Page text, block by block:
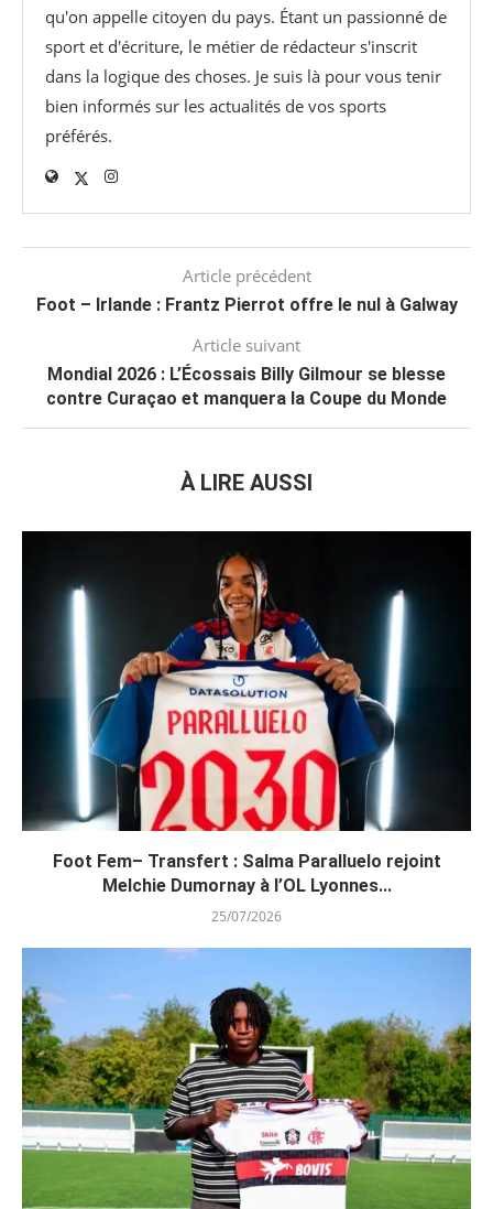
qu'on appelle citoyen du pays. Étant un passionné de
sport et d'écriture, le métier de rédacteur s'inscrit
dans la logique des choses. Je suis là pour vous tenir
bien informés sur les actualités de vos sports
préférés.
Article précédent
Foot – Irlande : Frantz Pierrot offre le nul à Galway
Article suivant
Mondial 2026 : L’Écossais Billy Gilmour se blesse
contre Curaçao et manquera la Coupe du Monde
À LIRE AUSSI
Foot Fem– Transfert : Salma Paralluelo rejoint
Melchie Dumornay à l’OL Lyonnes...
25/07/2026